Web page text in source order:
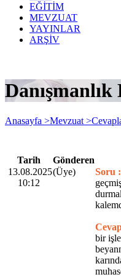
EĞİTİM
MEVZUAT
YAYINLAR
ARŞİV
Anasayfa >Mevzuat >
Tarih
Gönderen
13.08.2025
10:12
(Üye) Soru :
bir